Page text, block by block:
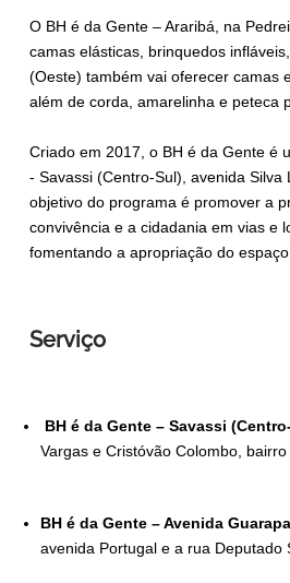
O BH é da Gente – Araribá, na
camas elásticas, brinquedos
(Oeste) também vai oferecer camas
além de corda, amarelinha e peteca
Criado em 2017, o BH é da Gente é
- Savassi (Centro-Sul), avenida
objetivo do programa é promover a
convivência e a cidadania em vias e
fomentando a apropriação do
Serviço
BH é da Gente – Savassi
Vargas e Cristóvão Colombo,
BH é da Gente – Avenida
avenida Portugal e a rua Deputado